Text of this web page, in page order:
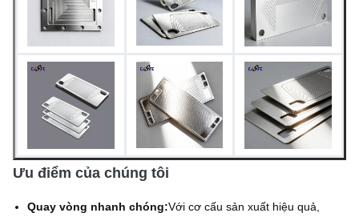
Ưu điểm của chúng tôi
Quay vòng nhanh chóng:Với cơ cấu sản xuất hiệu quả,